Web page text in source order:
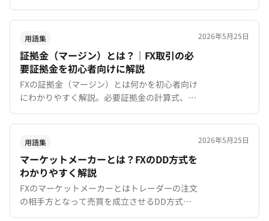
XMTradingの50%発動基準、ストップアウトと
の違い、具体的な回避策と対処法を初心者向け
に解説。
用語集
証拠金（マージン）とは？｜FX取引の必
要証拠金を初心者向けに解説
FXの証拠金（マージン）とは何かを初心者向け
にわかりやすく解説。必要証拠金の計算式、証
拠金維持率、マージンコール、ロスカットの仕
組みをXMTradingを例に詳しく説明。
2026年5月25日
用語集
マーケットメーカーとは？FXのDD方式を
わかりやすく解説
FXのマーケットメーカーとはトレーダーの注文
の相手方となって売買を成立させるDD方式の
ブローカーです。NDD方式との違いやメリッ
2026年5月25日